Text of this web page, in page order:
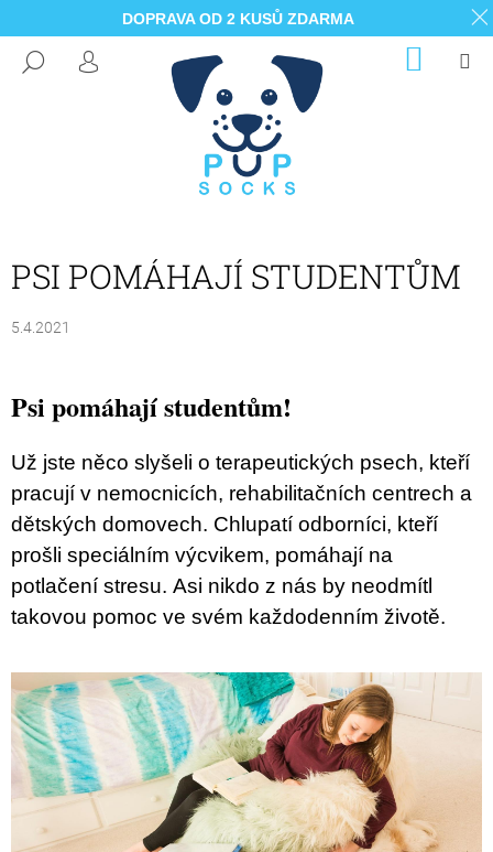
HLEDAT
PŘIHLÁŠENÍ KOŠÍK
PSI POMÁHAJÍ STUDENTŮM
5.4.2021
Psi pomáhají studentům!
Už jste něco slyšeli o terapeutických psech, kteří
pracují v nemocnicích, rehabilitačních centrech a
dětských domovech. Chlupatí odborníci, kteří
prošli speciálním výcvikem, pomáhají na
potlačení stresu. Asi nikdo z nás by neodmítl
takovou pomoc ve svém každodenním životě.
T
Ř
E
J
T
E
N
A
J
Í
?
HLEDAT
DOPRAVA OD 2 KUSŮ ZDARMA